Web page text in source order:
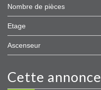
Nombre de pièces
Etage
Ascenseur
cette annonce